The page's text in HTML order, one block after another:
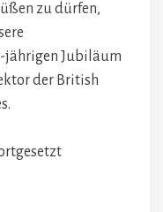
zu dürfen,
jährigen Jubiläum
der British